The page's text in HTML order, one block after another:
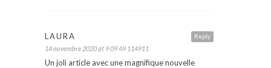
Reply
LAURA
14 novembre 2020 at 9 09 49 114911
Un joli article avec une magnifique nouvelle